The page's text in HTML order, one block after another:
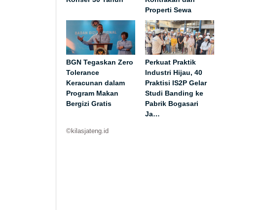
Properti Sewa
BGN Tegaskan Zero
Tolerance
Keracunan dalam
Program Makan
Bergizi Gratis
Perkuat Praktik
Industri Hijau, 40
Praktisi IS2P Gelar
Studi Banding ke
Pabrik Bogasari
Ja…
©kilasjateng.id